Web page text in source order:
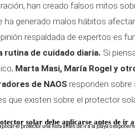
han creado falsos mitos
ha generado malos hábitos
respaldada de expertos es
rutina de cuidado diaria. Si
Marta Masi, María Rogel y
de NAOS responden
que existen sobre el protector
solar debe aplicarse antes de ir